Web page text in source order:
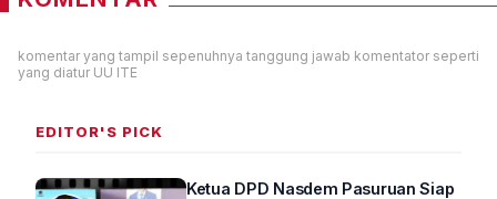
komentar yang tampil sepenuhnya tanggung jawab komentator seperti
yang diatur UU ITE
EDITOR'S PICK
Ketua DPD Nasdem Pasuruan Siap